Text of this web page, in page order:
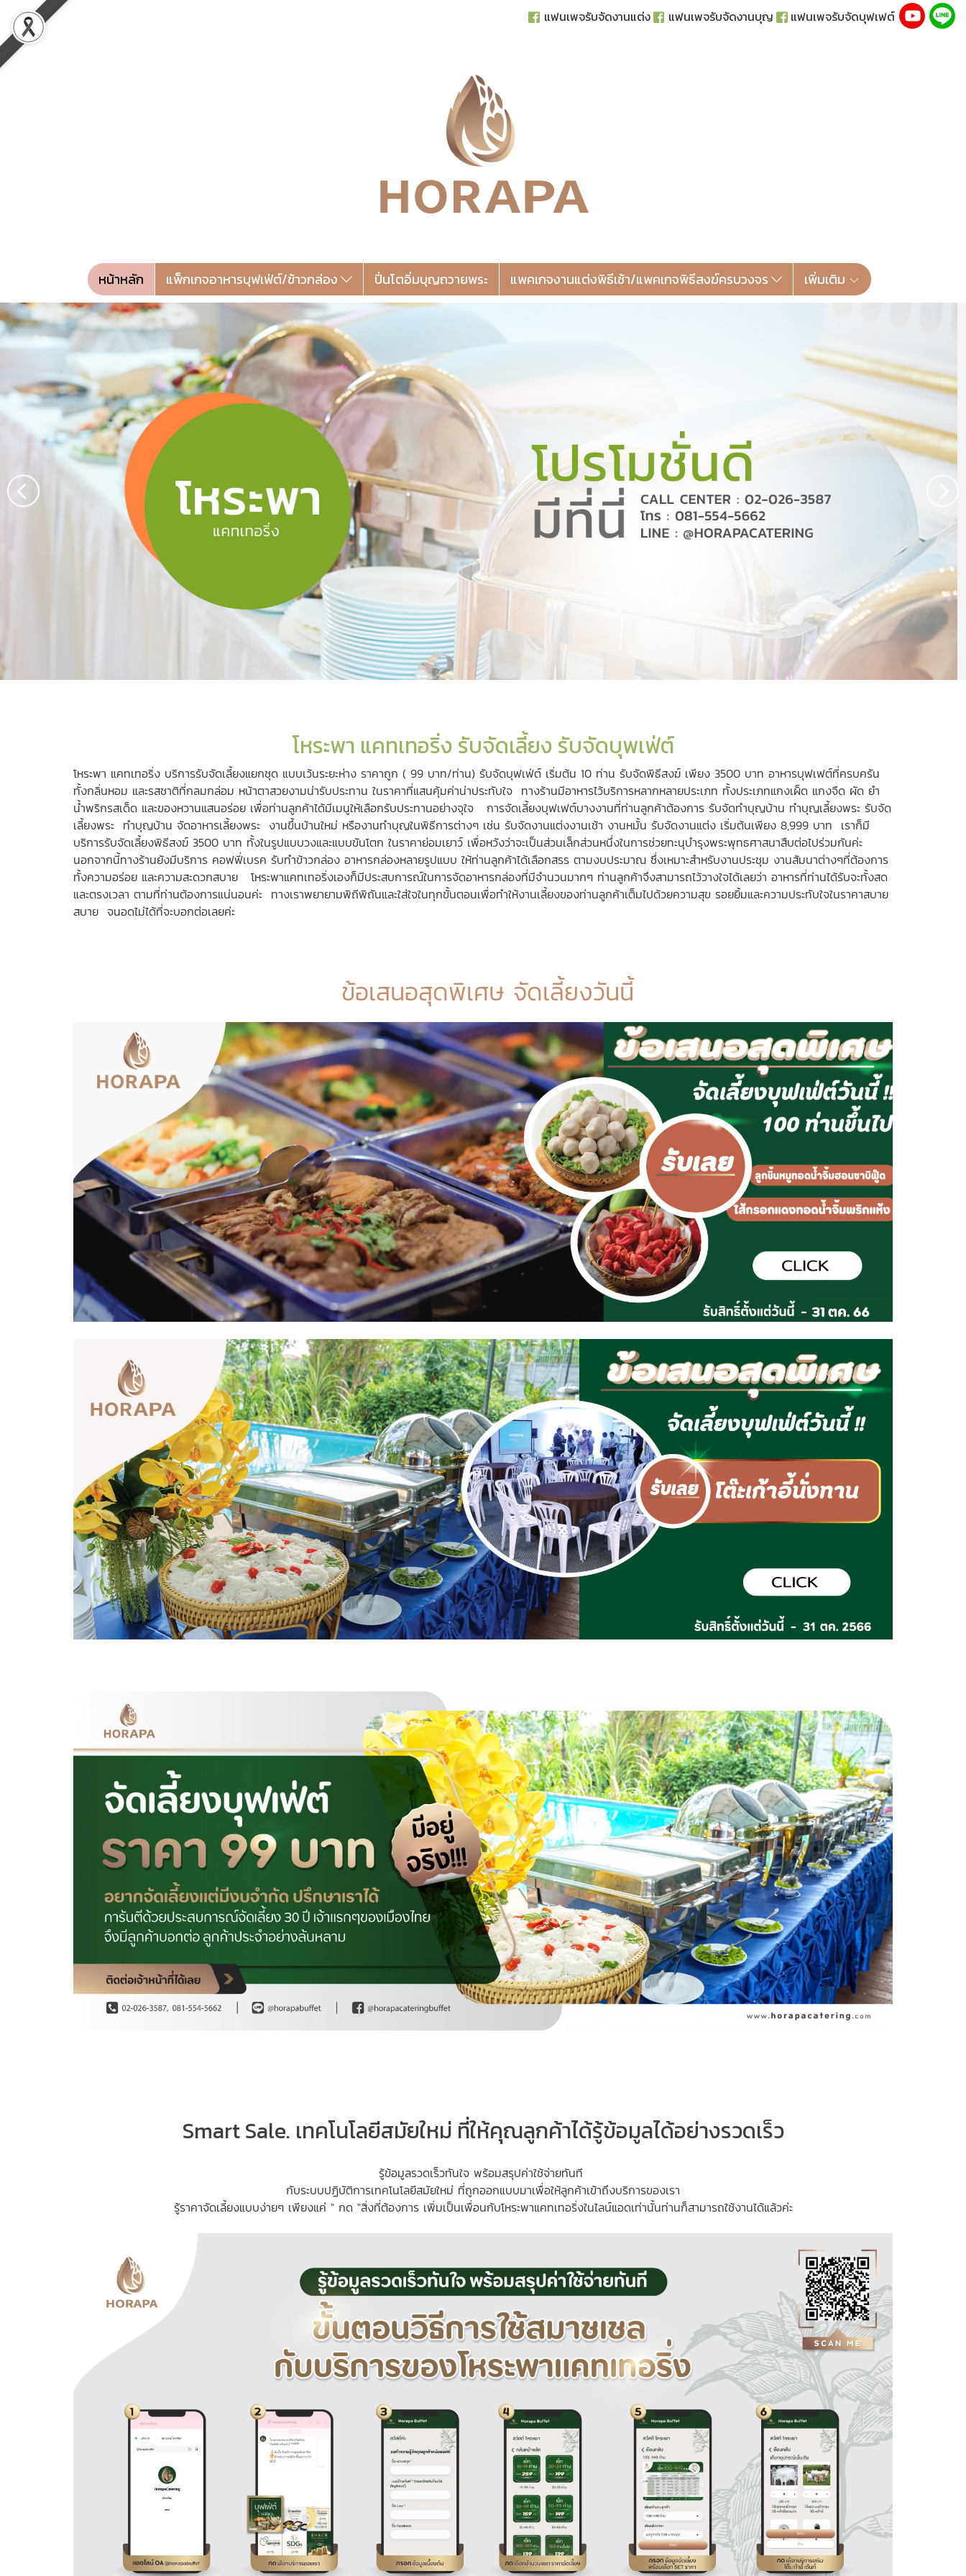
แฟนเพจรับจัดงานแต่ง แฟนเพจรับจัดงานบุญ แฟนเพจรับจัดบุฟเฟต์
หน้าหลัก แพ็กเกจอาหารบุฟเฟ่ต์/ข้าวกล่อง ปิ่นโตอิ่มบุญถวายพระ แพคเกจงานแต่งพิธีเช้า/แพคเกจพิธีสงฆ์ครบวงจร เพิ่มเติม
โหระพา แคทเทอริ่ง รับจัดเลี้ยง รับจัดบุพเฟ่ต์
โหระพา แคทเทอริ่ง บริการรับจัดเลี้ยงแยกชุด แบบเว้นระยะห่าง ราคาถูก ( 99 บาท/ท่าน) รับจัดบุฟเฟ่ต์ เริ่มต้น 10 ท่าน รับจัดพิธีสงฆ์ เพียง 3500 บาท อาหารบุฟเฟต์ที่ครบครัน
ทั้งกลิ่นหอม และรสชาติที่กลมกล่อม หน้าตาสวยงามน่ารับประทาน ในราคาที่แสนคุ้มค่าน่าประทับใจ ทางร้านมีอาหารไว้บริการหลากหลายประเภท ทั้งประเภทแกงเผ็ด แกงจืด ผัด ยำ
น้ำพริกรสเด็ด และของหวานแสนอร่อย เพื่อท่านลูกค้าได้มีเมนูให้เลือกรับประทานอย่างจุใจ การจัดเลี้ยงบุฟเฟต์บางงานที่ท่านลูกค้าต้องการ รับจัดทำบุญบ้าน ทำบุญเลี้ยงพระ รับจัด
เลี้ยงพระ ทำบุญบ้าน จัดอาหารเลี้ยงพระ งานขึ้นบ้านใหม่ หรืองานทำบุญในพิธีการต่างๆ เช่น รับจัดงานแต่งงานเช้า งานหมั้น รับจัดงานแต่ง เริ่มต้นเพียง 8,999 บาท เราก็มี
บริการรับจัดเลี้ยงพิธีสงฆ์ 3500 บาท ทั้งในรูปแบบวงและแบบขันโตก ในราคาย่อมเยาว์ เพื่อหวังว่าจะเป็นส่วนเล็กส่วนหนึ่งในการช่วยทะนุบำรุงพระพุทธศาสนาสืบต่อไปร่วมกันค่ะ
นอกจากนี้ทางร้านยังมีบริการ คอฟฟี่เบรค รับทำข้าวกล่อง อาหารกล่องหลายรูปแบบ ให้ท่านลูกค้าได้เลือกสรร ตามงบประมาณ ซึ่งเหมาะสำหรับงานประชุม งานสัมนาต่างๆที่ต้องการ
ทั้งความอร่อย และความสะดวกสบาย โหระพาแคทเทอริ่งเองก็มีประสบการณ์ในการจัดอาหารกล่องที่มีจำนวนมากๆ ท่านลูกค้าจึงสามารถไว้วางใจได้เลยว่า อาหารที่ท่านได้รับจะทั้งสด
และตรงเวลา ตามที่ท่านต้องการแน่นอนค่ะ ทางเราพยายามพิถีพิถันและใส่ใจในทุกขั้นตอนเพื่อทำให้งานเลี้ยงของท่านลูกค้าเต็มไปด้วยความสุข รอยยิ้มและความประทับใจในราคาสบาย
สบาย จนอดไม่ได้ที่จะบอกต่อเลยค่ะ
ข้อเสนอสุดพิเศษ จัดเลี้ยงวันนี้
Smart Sale. เทคโนโลยีสมัยใหม่ ที่ให้คุณลูกค้าได้รู้ข้อมูลได้อย่างรวดเร็ว
รู้ข้อมูลรวดเร็วทันใจ พร้อมสรุปค่าใช้จ่ายทันที
กับระบบปฏิบัติการเทคโนโลยีสมัยใหม่ ที่ถูกออกแบบมาเพื่อให้ลูกค้าเข้าถึงบริการของเรา
รู้ราคาจัดเลี้ยงแบบง่ายๆ เพียงแค่ " กด "สิ่งที่ต้องการ เพิ่มเป็นเพื่อนกับโหระพาแคทเทอริ่งในไลน์แอดเท่านั้นท่านก็สามารถใช้งานได้แล้วค่ะ